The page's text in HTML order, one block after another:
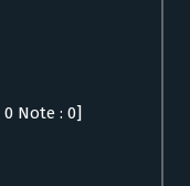
0 Note : 0]